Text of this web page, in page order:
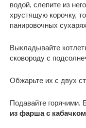
водой, слепите из
хрустящую корочку,
панировочных
Выкладывайте
сковороду с
Обжарьте их с двух
Подавайте горячими.
из фарша с кабачком